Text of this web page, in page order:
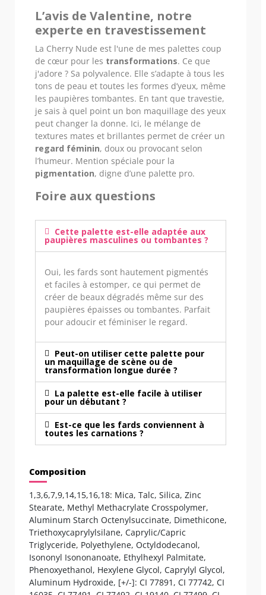
L’avis de Valentine, notre
experte en travestissement
La Cherry Nude est l'une de mes palettes coup
de cœur pour les transformations. Ce que
j'adore ? Sa polyvalence. Elle s’adapte à tous les
tons de peau et toutes les formes d’yeux, même
les paupières tombantes. En tant que travestie,
je sais à quel point un bon maquillage des yeux
peut changer la donne. Ici, le mélange de
textures mates et brillantes permet de créer un
regard féminin, doux ou provocant selon
l’humeur. Mention spéciale pour la
pigmentation, digne d’une palette pro.
Foire aux questions
Cette palette est-elle adaptée aux
paupières masculines ou tombantes ?
Oui, les fards sont hautement pigmentés
et faciles à estomper, ce qui permet de
créer de beaux dégradés même sur des
paupières épaisses ou tombantes. Parfait
pour adoucir et féminiser le regard.
Peut-on utiliser cette palette pour
un maquillage de scène ou de
transformation longue durée ?
La palette est-elle facile à utiliser
pour un débutant ?
Est-ce que les fards conviennent à
toutes les carnations ?
Composition
1,3,6,7,9,14,15,16,18: Mica, Talc, Silica, Zinc
Stearate, Methyl Methacrylate Crosspolymer,
Aluminum Starch Octenylsuccinate, Dimethicone,
Triethoxycaprylylsilane, Caprylic/Capric
Triglyceride, Polyethylene, Octyldodecanol,
Isononyl Isononanoate, Ethylhexyl Palmitate,
Phenoxyethanol, Hexylene Glycol, Caprylyl Glycol,
Aluminum Hydroxide, [+/-]: CI 77891, CI 77742, CI